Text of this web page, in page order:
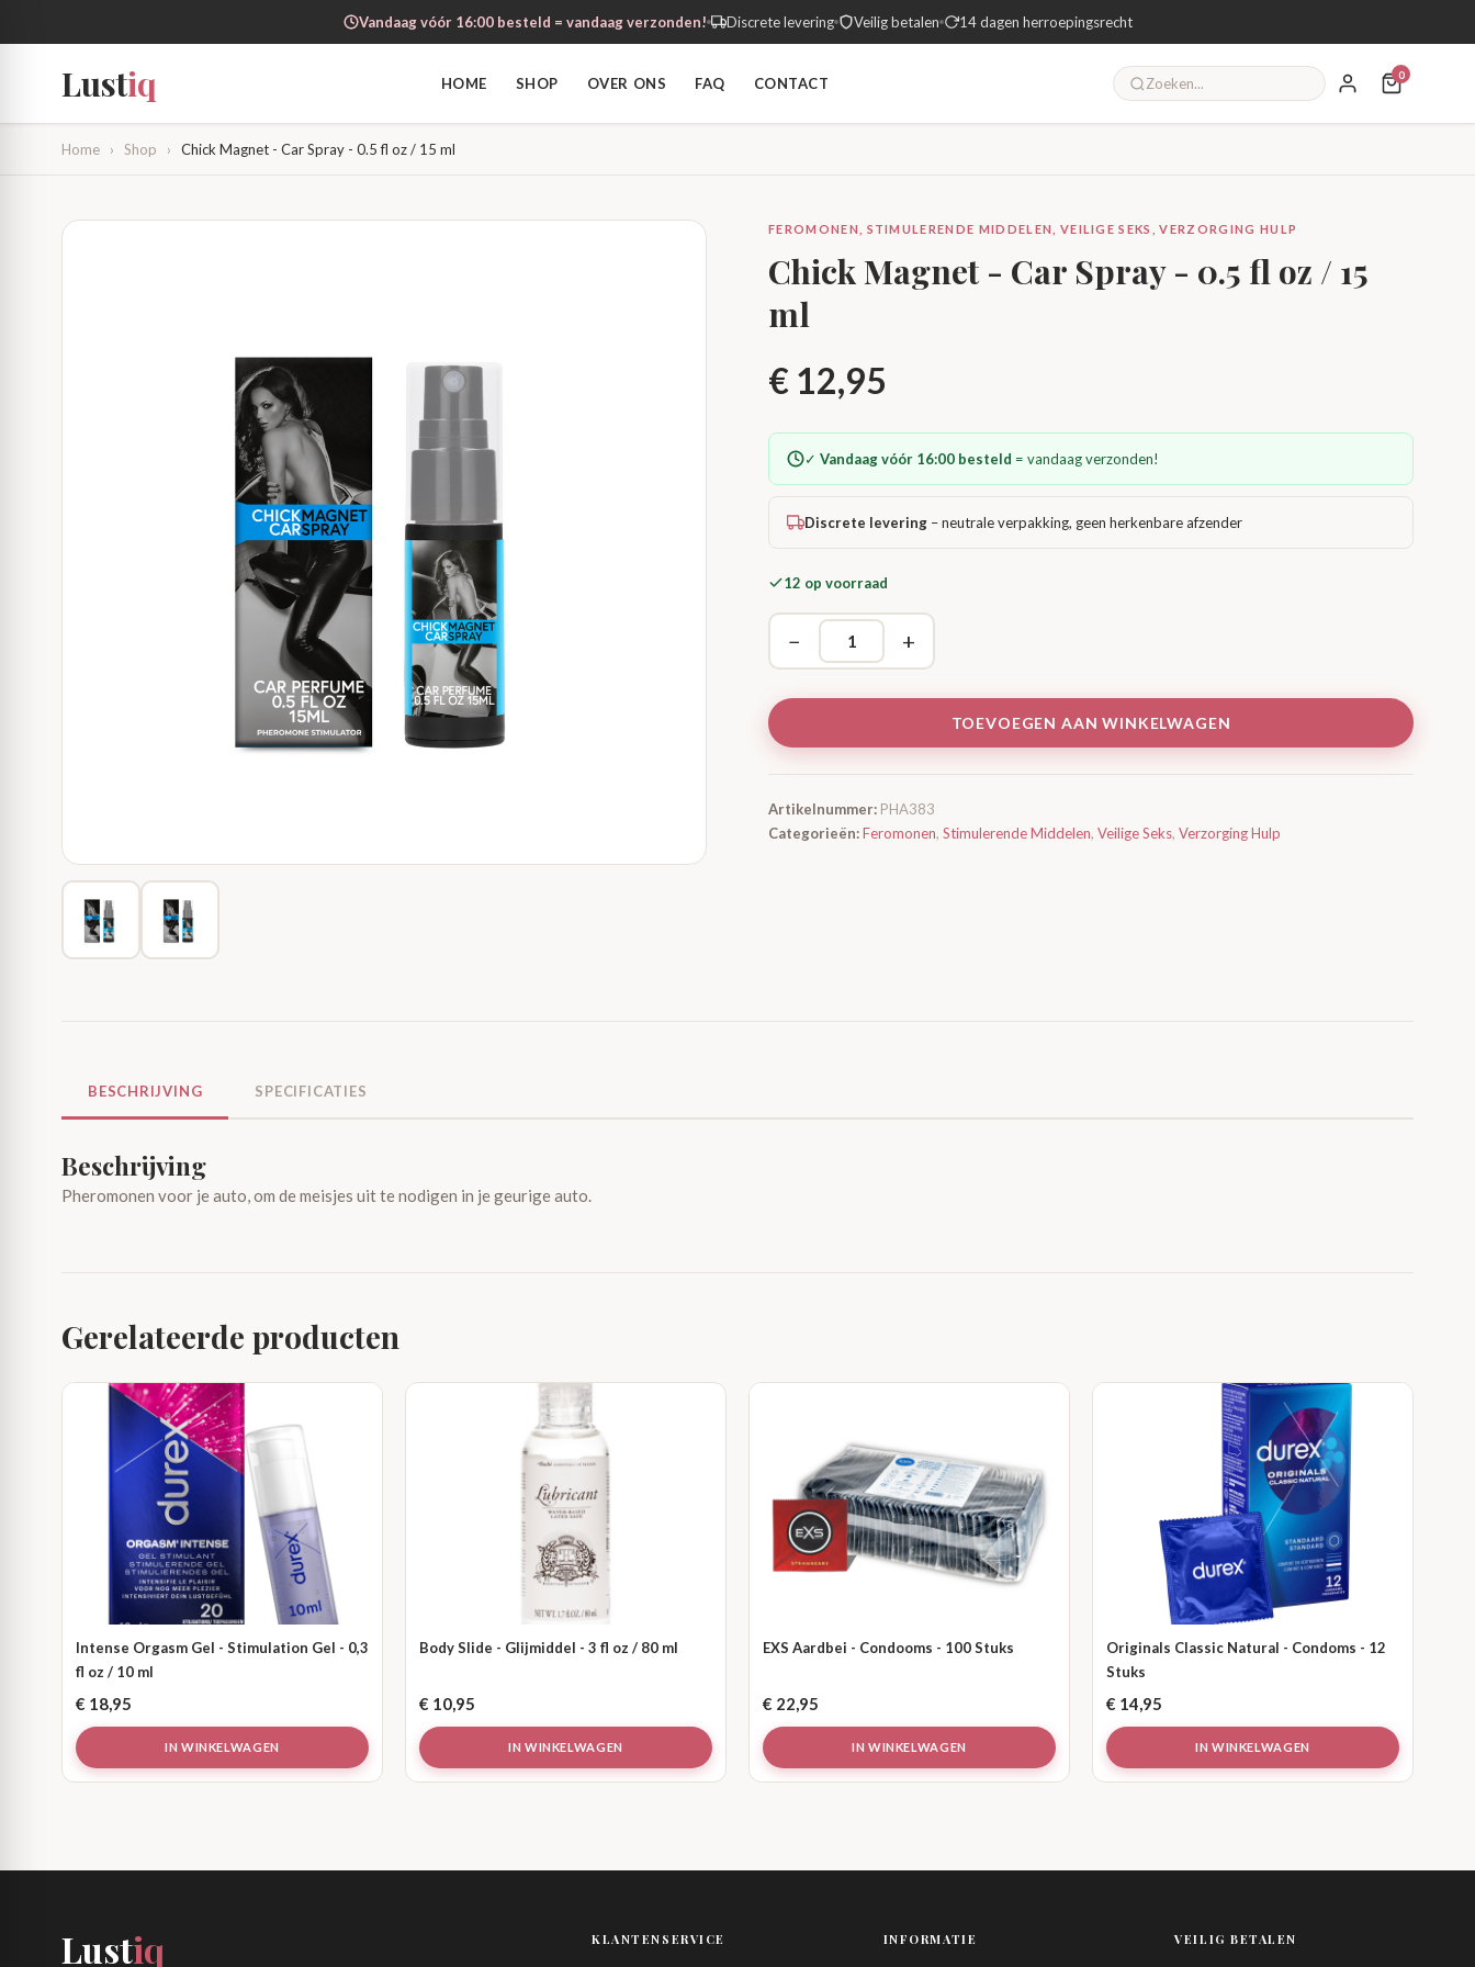
Vandaag vóór 16:00 besteld = vandaag verzonden! Discrete levering Veilig betalen 14 dagen herroepingsrecht
Lustiq HOME SHOP OVER ONS FAQ CONTACT
0
Home › Shop › Chick Magnet - Car Spray - 0.5 fl oz / 15 ml
FEROMONEN, STIMULERENDE MIDDELEN, VEILIGE SEKS, VERZORGING HULP
Chick Magnet - Car Spray - 0.5 fl oz / 15
ml
€ 12,95
✓ Vandaag vóór 16:00 besteld = vandaag verzonden!
Discrete levering – neutrale verpakking, geen herkenbare afzender
12 op voorraad
− +
TOEVOEGEN AAN WINKELWAGEN
Artikelnummer: PHA383
Categorieën:Feromonen, Stimulerende Middelen, Veilige Seks, Verzorging Hulp
BESCHRIJVING SPECIFICATIES
Beschrijving
Pheromonen voor je auto, om de meisjes uit te nodigen in je geurige auto.
Gerelateerde producten
Intense Orgasm Gel - Stimulation Gel - 0,3
fl oz / 10 ml
€ 18,95
IN WINKELWAGEN
Body Slide - Glijmiddel - 3 fl oz / 80 ml
€ 10,95
IN WINKELWAGEN
EXS Aardbei - Condooms - 100 Stuks
€ 22,95
IN WINKELWAGEN
Originals Classic Natural - Condoms - 12
Stuks
€ 14,95
IN WINKELWAGEN
Lustiq KLANTENSERVICE INFORMATIE VEILIG BETALEN